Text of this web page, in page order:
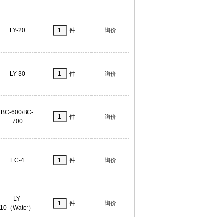
LY-20 件 询价
LY-30 件 询价
BC-600/BC-
700
件 询价
EC-4 件 询价
LY-
10（Water）
件 询价